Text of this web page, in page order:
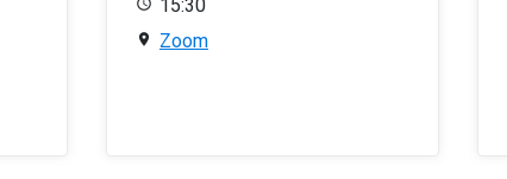
15:30
Zoom